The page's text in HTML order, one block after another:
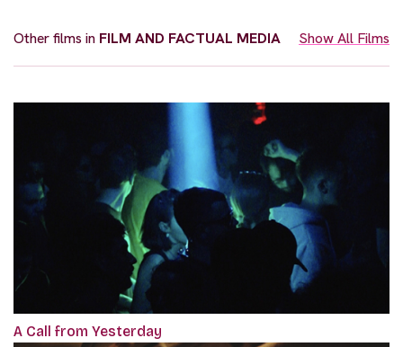
Other films in FILM AND FACTUAL MEDIA Show All Films
A Call from Yesterday